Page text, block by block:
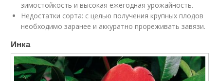
зимостойкость и высокая ежегодная урожайность.
Недостатки сорта: с целью получения крупных плодов
необходимо заранее и аккуратно прореживать завязи.
Инка